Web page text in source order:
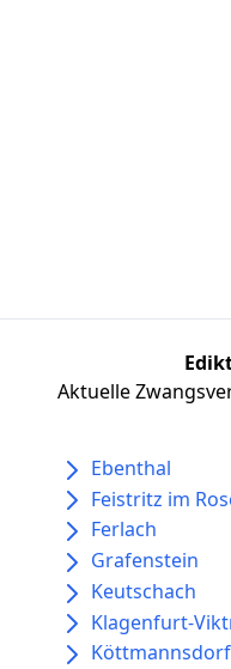
Aktuelle
Ebenthal
Feistritz im
Ferlach
Grafenstein
Keutschach
Klagenfurt-
Köttmannsdorf